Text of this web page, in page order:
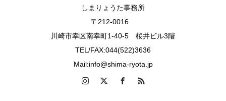
しまりょうた事務所
〒212-0016
川崎市幸区南幸町1-40-5 桜井ビル3階
TEL/FAX:044(522)3636
Mail:info@shima-ryota.jp